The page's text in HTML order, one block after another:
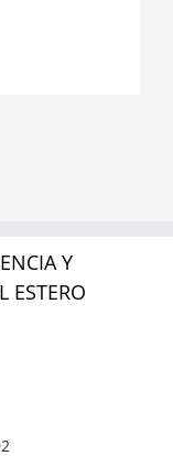
Y
ESTERO